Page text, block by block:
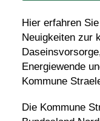
Hier erfahren
Neuigkeiten zur
Energiewende
Kommune
Die Kommune